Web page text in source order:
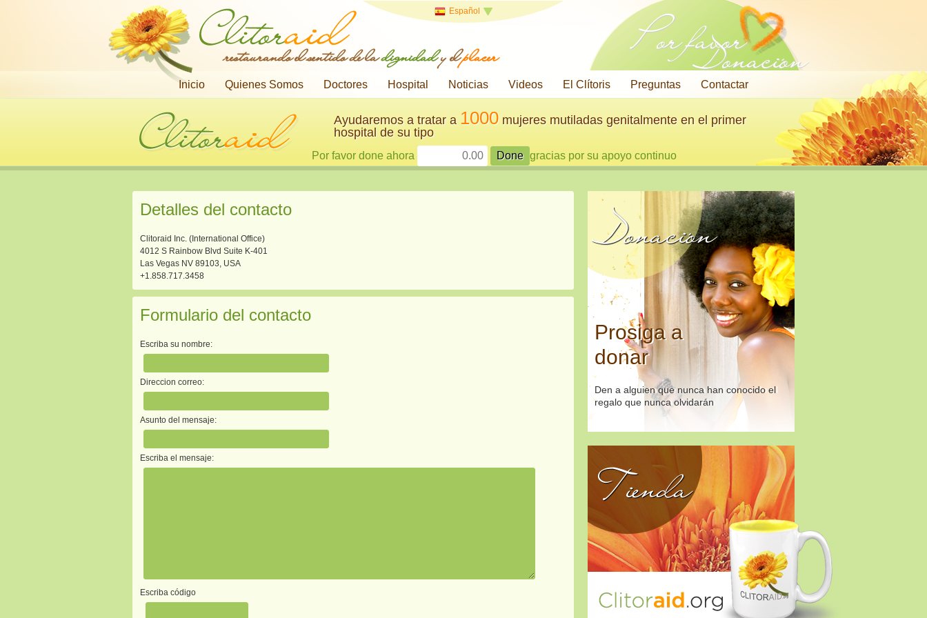
Español
restaurando el sentido de ladignidady elplacer Por favorDonación
Inicio Quienes Somos Doctores Hospital Noticias Videos El Clítoris Preguntas Contactar
Ayudaremos a tratar a 1000mujeres mutiladas genitalmente en el primer
hospital de su tipo
Por favor done ahora gracias por su apoyo continuo
Detalles del contacto
Clitoraid Inc. (International Office)
4012 S Rainbow Blvd Suite K-401
Las Vegas NV 89103, USA
+1.858.717.3458
Formulario del contacto
Escriba su nombre:
Direccion correo:
Asunto del mensaje:
Escriba el mensaje:
Escriba código
Donación
Prosiga a
donar
Den a alguien que nunca han conocido el
regalo que nunca olvidarán
Tienda